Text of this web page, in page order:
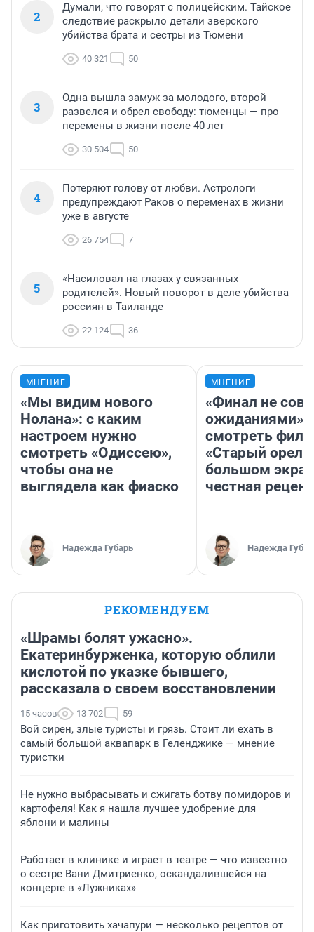
2
Думали, что говорят с полицейским. Тайское
следствие раскрыло детали зверского
убийства брата и сестры из Тюмени
40 321 50
3
Одна вышла замуж за молодого, второй
развелся и обрел свободу: тюменцы — про
перемены в жизни после 40 лет
30 504 50
4
Потеряют голову от любви. Астрологи
предупреждают Раков о переменах в жизни
уже в августе
26 754 7
5
«Насиловал на глазах у связанных
родителей». Новый поворот в деле убийства
россиян в Таиланде
22 124 36
МНЕНИЕ
«Мы видим нового
Нолана»: с каким
настроем нужно
смотреть «Одиссею»,
чтобы она не
выглядела как фиаско
Надежда Губарь
МНЕНИЕ
«Финал не
ожиданиями»:
смотреть
«Старый орел»
большом
честная
Надежда
РЕКОМЕНДУЕМ
«Шрамы болят ужасно».
Екатеринбурженка, которую облили
кислотой по указке бывшего,
рассказала о своем восстановлении
15 часов 13 702 59
Вой сирен, злые туристы и грязь. Стоит ли ехать в
самый большой аквапарк в Геленджике — мнение
туристки
Не нужно выбрасывать и сжигать ботву помидоров и
картофеля! Как я нашла лучшее удобрение для
яблони и малины
Работает в клинике и играет в театре — что известно
о сестре Вани Дмитриенко, оскандалившейся на
концерте в «Лужниках»
Как приготовить хачапури — несколько рецептов от